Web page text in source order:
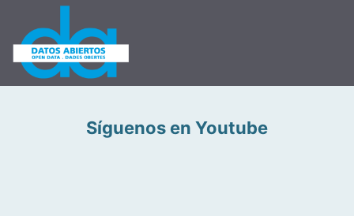
Síguenos en Youtube